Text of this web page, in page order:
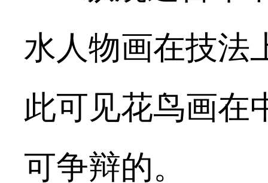
水人物画在技法
此可见花鸟画在
可争辩的。